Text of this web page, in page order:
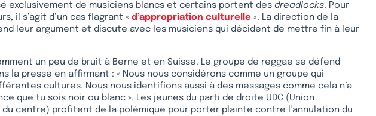
exclusivement de musiciens blancs et certains portent des dreadlocks. Pour
il s’agit d’un cas flagrant « d’appropriation culturelle ». La direction de la
leur argument et discute avec les musiciens qui décident de mettre fin à leur
un peu de bruit à Berne et en Suisse. Le groupe de reggae se défend
la presse en affirmant : « Nous nous considérons comme un groupe qui
cultures. Nous nous identifions aussi à des messages comme cela n’a
que tu sois noir ou blanc ». Les jeunes du parti de droite UDC (Union
centre) profitent de la polémique pour porter plainte contre l’annulation du